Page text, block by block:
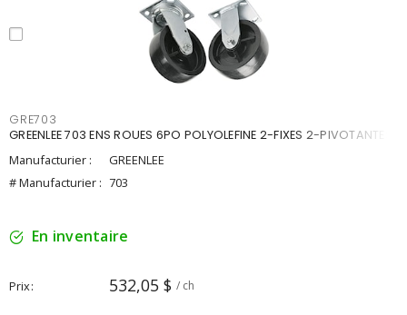
GRE703
GREENLEE 703 ENS ROUES 6PO POLYOLEFINE 2-FIXES 2-PIVOTANTES
Manufacturier :
GREENLEE
# Manufacturier : 703
En inventaire
Prix 532,05 $ / ch